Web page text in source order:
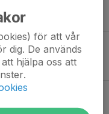
för att vår
dig. De används
hjälpa oss att